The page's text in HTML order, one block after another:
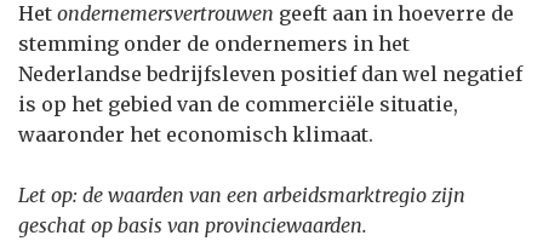
Het ondernemersvertrouwen geeft aan in hoeverre de
stemming onder de ondernemers in het
Nederlandse bedrijfsleven positief dan wel negatief
is op het gebied van de commerciële situatie,
waaronder het economisch klimaat.
Let op: de waarden van een arbeidsmarktregio zijn
geschat op basis van provinciewaarden.